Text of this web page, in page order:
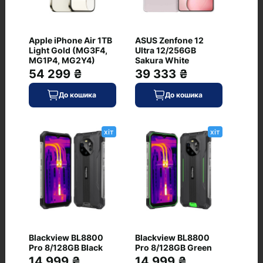
Ширина, мм
Захист від пилу і вологи
+ (IP68)
Колір корпусу
жовтий
Матеріал кришки/рамки
скло/титан
Тип клавіатури
екранне введення
8.6
Apple iPhone Air 1TB
Light Gold (MG3F4,
MG1P4, MG2Y4)
54 299 ₴
До кошика
ASUS Zenfone 12
Ultra 12/256GB
Sakura White
39 333 ₴
До кошика
хіт
Blackview BL8800
Pro 8/128GB Black
хіт
Blackview BL8800
Pro 8/128GB Green